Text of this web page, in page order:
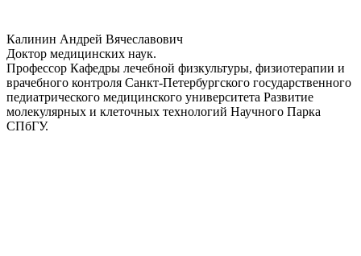
Калинин Андрей Вячеславович
Доктор медицинских наук.
Профессор Кафедры лечебной физкультуры, физиотерапии и
врачебного контроля Санкт-Петербургского государственного
педиатрического медицинского университета Развитие
молекулярных и клеточных технологий Научного Парка
СПбГУ.